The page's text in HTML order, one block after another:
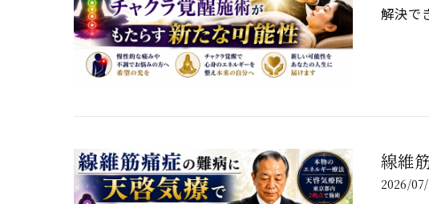
解決
線維
2026/